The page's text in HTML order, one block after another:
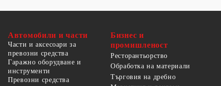
Автомобили и части
Части и аксесоари за
превозни средства
Гаражно оборудване и
инструменти
Превозни средства
Бизнес и
промишленост
Ресторантьорство
Обработка на материали
Търговия на дребно